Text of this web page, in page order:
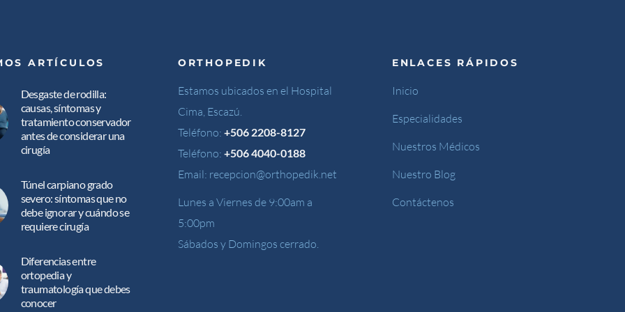
ARTÍCULOS
Desgaste de rodilla:
causas, síntomas y
tratamiento conservador
antes de considerar una
cirugía
Túnel carpiano grado
severo: síntomas que no
debe ignorar y cuándo se
requiere cirugía
Diferencias entre
ortopedia y
traumatología que debes
conocer
ORTHOPEDIK
Estamos ubicados en el Hospital
Cima, Escazú.
Teléfono: +506 2208-8127
Teléfono: +506 4040-0188
Email: recepcion@orthopedik.net
Lunes a Viernes de 9:00am a
5:00pm
Sábados y Domingos cerrado.
ENLACES RÁPIDOS
Inicio
Especialidades
Nuestros Médicos
Nuestro Blog
Contáctenos